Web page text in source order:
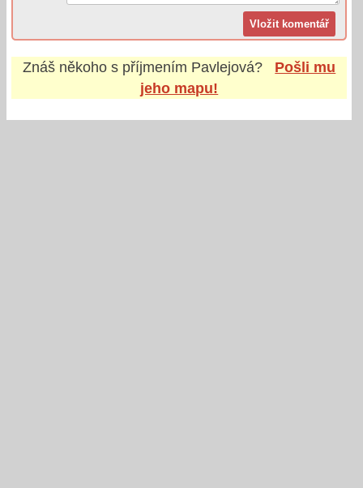
Znáš někoho s příjmením Pavlejová?
Pošli mu
jeho mapu!